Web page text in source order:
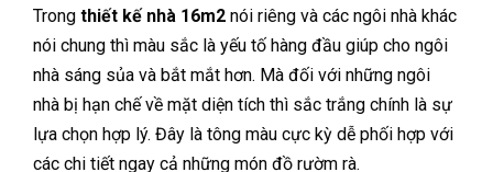
Trong thiết kế nhà 16m2 nói riêng và các ngôi nhà khác
nói chung thì màu sắc là yếu tố hàng đầu giúp cho ngôi
nhà sáng sủa và bắt mắt hơn. Mà đối với những ngôi
nhà bị hạn chế về mặt diện tích thì sắc trắng chính là sự
lựa chọn hợp lý. Đây là tông màu cực kỳ dễ phối hợp với
các chi tiết ngay cả những món đồ rườm rà.